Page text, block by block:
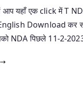
आप यहाँ एक click में T
Download कर
NDA पिछले 11-2-